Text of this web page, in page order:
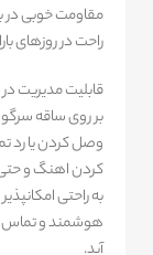
مقاومت خوبی در
راحت در روزهای
قابلیت
بر روی ساقه
وصل کردن یا رد
کردن اهنگ و
به راحتی
هوشمند و تماس
آید.